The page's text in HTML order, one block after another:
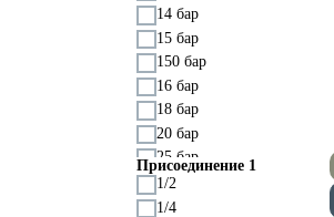
14 бар
15 бар
150 бар
16 бар
18 бар
20 бар
25 бар
60 бар
8 бар
Присоединение 1
1/2
1/4